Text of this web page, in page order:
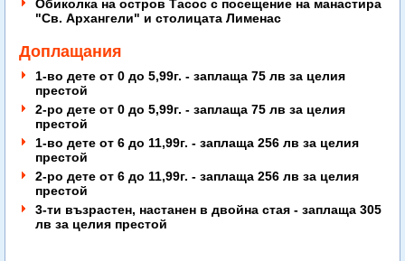
Обиколка на остров Тасос с посещение на манастира
"Св. Архангели" и столицата Лименас
Доплащания
1-во дете от 0 до 5,99г. - заплаща 75 лв за целия
престой
2-ро дете от 0 до 5,99г. - заплаща 75 лв за целия
престой
1-во дете от 6 до 11,99г. - заплаща 256 лв за целия
престой
2-ро дете от 6 до 11,99г. - заплаща 256 лв за целия
престой
3-ти възрастен, настанен в двойна стая - заплаща 305
лв за целия престой